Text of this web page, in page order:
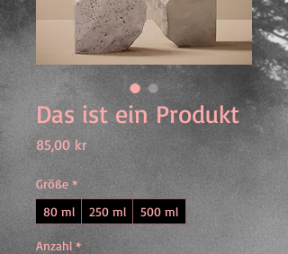
Das ist ein Produkt
85,00 krPreis
Größe *
80 ml
250 ml 500 ml
Anzahl *